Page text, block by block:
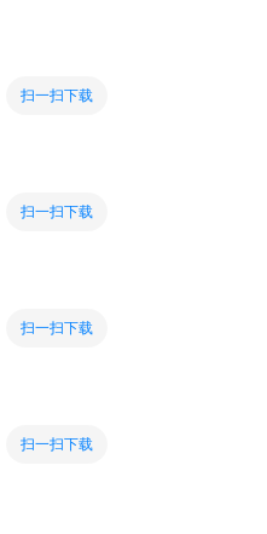
扫一扫下载
扫一扫下载
扫一扫下载
扫一扫下载